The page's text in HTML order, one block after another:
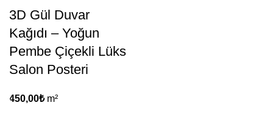
3D Gül Duvar
Kağıdı – Yoğun
Pembe Çiçekli Lüks
Salon Posteri
450,00₺m²